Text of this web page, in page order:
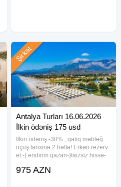
Antalya Turları 16.06.2026
İlkin ödəniş 175 usd
İlkin ödəniş -30% , qalıq məbləğ
uçuş tarixinə 2 həftə! Erkən rezerv
et -} endirim qazan-}faizsiz hissə-
AnadoluJet Hava Yolları ilə
Şirkət
975 AZN